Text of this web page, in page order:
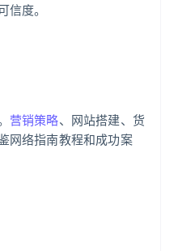
度。
营销策略、网站搭建、货
网络指南教程和成功案